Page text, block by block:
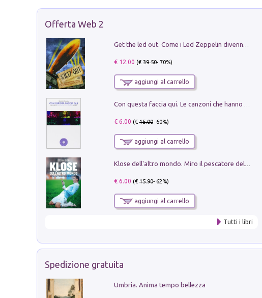
Offerta Web 2
€ 12.00 (€39.50- 70%)
aggiungi al carrello
€ 6.00 (€15.00- 60%)
aggiungi al carrello
Klose dell'altro mondo. Miro il pescatore del goal
€ 6.00 (€15.90- 62%)
aggiungi al carrello
Tutti i libri
Spedizione gratuita
Umbria. Anima tempo bellezza